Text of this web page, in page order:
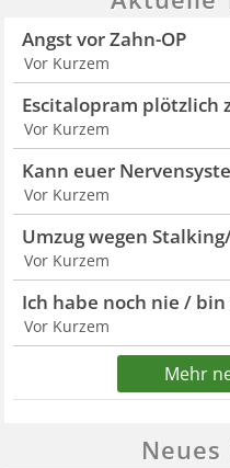
Angst vor Zahn-OP
Vor Kurzem
Escitalopram plötzlich
Vor Kurzem
Kann euer
Vor Kurzem
Umzug wegen
Vor Kurzem
Ich habe noch nie /
Vor Kurzem
Mehr